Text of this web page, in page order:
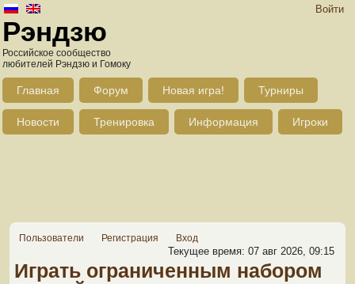
Войти
Рэндзю
Российское сообщество
любителей Рэндзю и Гомоку
Главная Форум Новая игра! Турниры
Новости Тренировка Информация Игроки
Пользователи Регистрация Вход
Текущее время: 07 авг 2026, 09:15
Играть ограниченным набором